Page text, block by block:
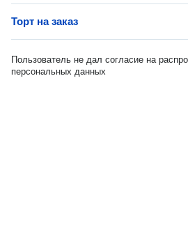
Торт на заказ
Пользователь не дал согласие на
персональных данных